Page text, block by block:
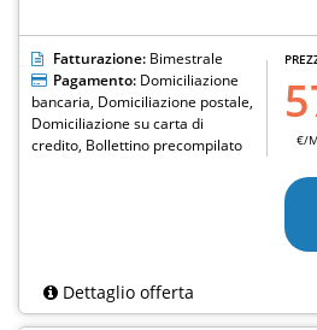
Fatturazione: Bimestrale
Pagamento: Domiciliazione
bancaria, Domiciliazione postale,
Domiciliazione su carta di
credito, Bollettino precompilato
€/
Dettaglio offerta